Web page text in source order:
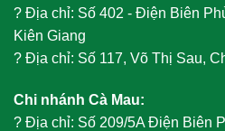
? Địa chỉ: Số 402 - Điện Biên
Kiên Giang
? Địa chỉ: Số 117, Võ Thị Sau,
Chi nhánh Cà Mau:
? Địa chỉ: Số 209/5A Điện Biên